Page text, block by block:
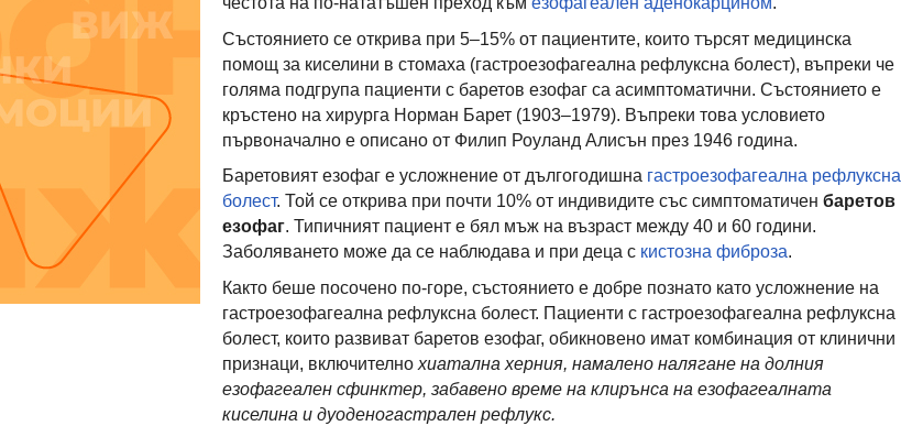
Състоянието се открива при 5–15% от пациентите, които търсят медицинска
помощ за киселини в стомаха (гастроезофагеална рефлуксна болест), въпреки че
голяма подгрупа пациенти с баретов езофаг са асимптоматични. Състоянието е
кръстено на хирурга Норман Барет (1903–1979). Въпреки това условието
първоначално е описано от Филип Роуланд Алисън през 1946 година.
Баретовият езофаг е усложнение от дългогодишна гастроезофагеална рефлуксна
болест. Той се открива при почти 10% от индивидите със симптоматичен баретов
езофаг. Типичният пациент е бял мъж на възраст между 40 и 60 години.
Заболяването може да се наблюдава и при деца с кистозна фиброза.
Както беше посочено по-горе, състоянието е добре познато като усложнение на
гастроезофагеална рефлуксна болест. Пациенти с гастроезофагеална рефлуксна
болест, които развиват баретов езофаг, обикновено имат комбинация от клинични
признаци, включително хиатална херния, намалено налягане на долния
езофагеален сфинктер, забавено време на клирънса на езофагеалната
киселина и дуоденогастрален рефлукс.